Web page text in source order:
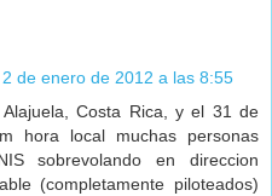
2 de enero de 2012 a las 8:55
Costa Rica, y el 31 de
hora local muchas personas
sobrevolando en direccion
(completamente piloteados)